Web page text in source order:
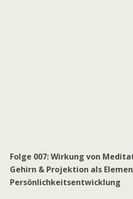
Folge 007: Wirkung von
Gehirn & Projektion als
Persönlichkeitsentwicklung